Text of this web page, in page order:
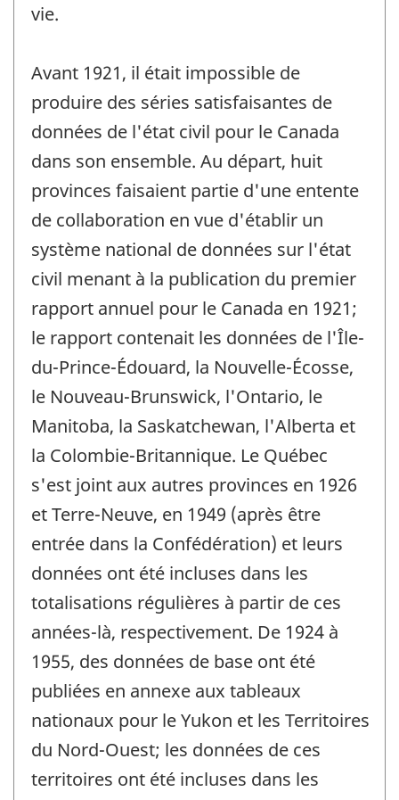
vie.
Avant 1921, il était impossible de
produire des séries satisfaisantes de
données de l'état civil pour le Canada
dans son ensemble. Au départ, huit
provinces faisaient partie d'une entente
de collaboration en vue d'établir un
système national de données sur l'état
civil menant à la publication du premier
rapport annuel pour le Canada en 1921;
le rapport contenait les données de l'Île-
du-Prince-Édouard, la Nouvelle-Écosse,
le Nouveau-Brunswick, l'Ontario, le
Manitoba, la Saskatchewan, l'Alberta et
la Colombie-Britannique. Le Québec
s'est joint aux autres provinces en 1926
et Terre-Neuve, en 1949 (après être
entrée dans la Confédération) et leurs
données ont été incluses dans les
totalisations régulières à partir de ces
années-là, respectivement. De 1924 à
1955, des données de base ont été
publiées en annexe aux tableaux
nationaux pour le Yukon et les Territoires
du Nord-Ouest; les données de ces
territoires ont été incluses dans les